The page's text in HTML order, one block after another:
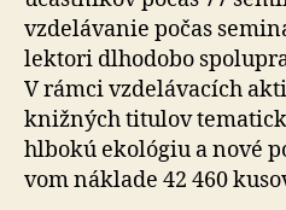
vzdelávanie počas
lektori dlhodobo
V rámci vzdelávacích
knižných titulov
hlbokú ekológiu a nové
vom náklade 42 460